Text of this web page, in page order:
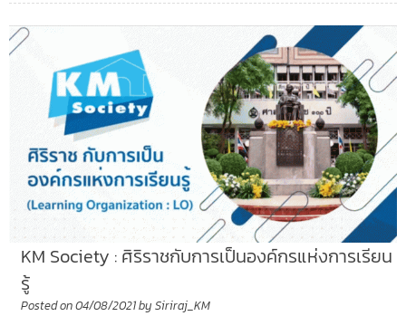
KM Society : ศิริราชกับการเป็นองค์กรแห่งการเรียน
รู้
Posted on04/08/2021by Siriraj_KM